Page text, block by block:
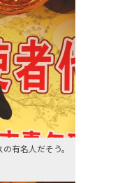
有名人だそう。